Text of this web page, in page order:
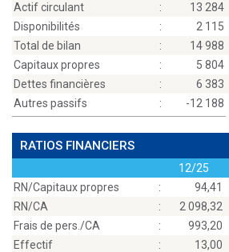
Actif circulant
: 13 284
Disponibilités
: 2 115
Total de bilan
: 14 988
Capitaux propres
: 5 804
Dettes financières
: 6 383
Autres passifs
: -12 188
RATIOS FINANCIERS
12/25
RN/Capitaux propres
: 94,41
RN/CA
: 2 098,32
Frais de pers./CA
: 993,20
Effectif
: 13,00